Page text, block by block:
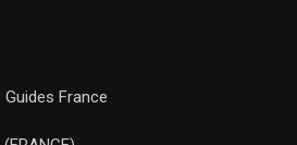
France